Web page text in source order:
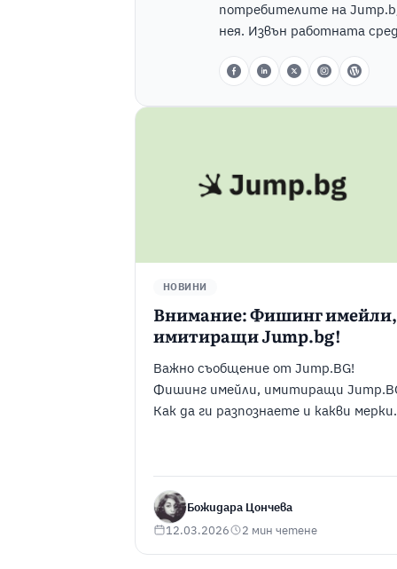
потребителите на
нея. Извън работната
НОВИНИ
Внимание: Фишинг имейли,
имитиращи Jump.bg!
Важно съобщение от Jump.BG!
Фишинг имейли, имитиращи
Как да ги разпознаете и какви мерки
Божидара Цончева
12.03.2026 2 мин четене